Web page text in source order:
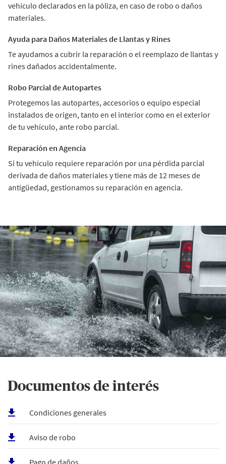
vehículo declarados en la póliza, en caso de robo o daños
materiales.
Ayuda para Daños Materiales de Llantas y Rines
Te ayudamos a cubrir la reparación o el reemplazo de llantas y
rines dañados accidentalmente.
Robo Parcial de Autopartes
Protegemos las autopartes, accesorios o equipo especial
instalados de origen, tanto en el interior como en el exterior
de tu vehículo, ante robo parcial.
Reparación en Agencia
Si tu vehículo requiere reparación por una pérdida parcial
derivada de daños materiales y tiene más de 12 meses de
antigüedad, gestionamos su reparación en agencia.
Documentos de interés
Condiciones generales
Aviso de robo
Pago de daños